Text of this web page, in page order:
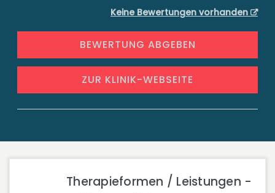
Keine Bewertungen vorhanden
BEWERTUNG ABGEBEN
ZUR KLINIK-WEBSEITE
Therapieformen / Leistungen -